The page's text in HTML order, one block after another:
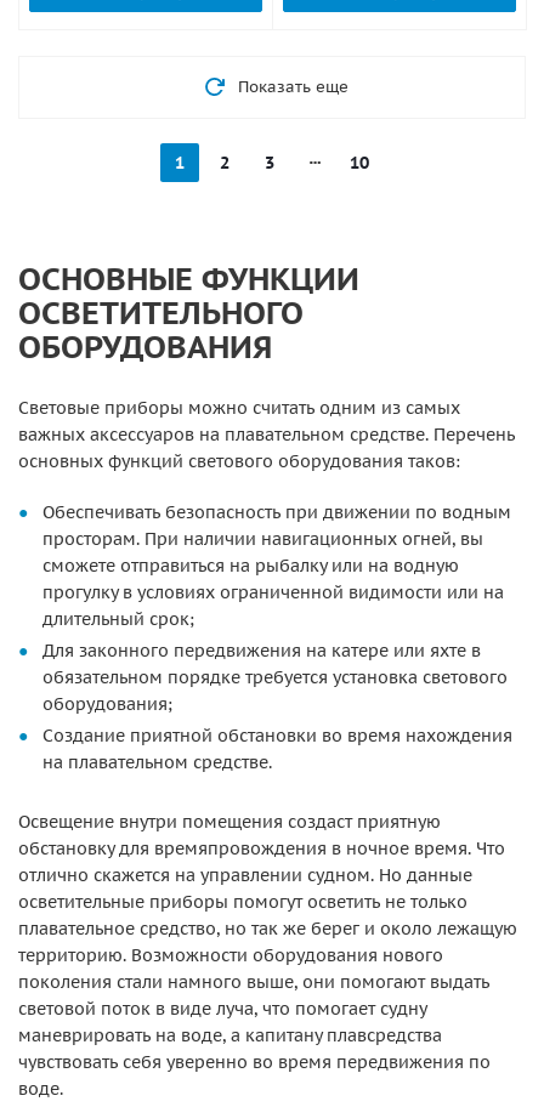
Показать еще
1 2 3 10
ОСНОВНЫЕ ФУНКЦИИ
ОСВЕТИТЕЛЬНОГО
ОБОРУДОВАНИЯ
Световые приборы можно считать одним из самых
важных аксессуаров на плавательном средстве. Перечень
основных функций светового оборудования таков:
Обеспечивать безопасность при движении по водным
просторам. При наличии навигационных огней, вы
сможете отправиться на рыбалку или на водную
прогулку в условиях ограниченной видимости или на
длительный срок;
Для законного передвижения на катере или яхте в
обязательном порядке требуется установка светового
оборудования;
Создание приятной обстановки во время нахождения
на плавательном средстве.
Освещение внутри помещения создаст приятную
обстановку для времяпровождения в ночное время. Что
отлично скажется на управлении судном. Но данные
осветительные приборы помогут осветить не только
плавательное средство, но так же берег и около лежащую
территорию. Возможности оборудования нового
поколения стали намного выше, они помогают выдать
световой поток в виде луча, что помогает судну
маневрировать на воде, а капитану плавсредства
чувствовать себя уверенно во время передвижения по
воде.